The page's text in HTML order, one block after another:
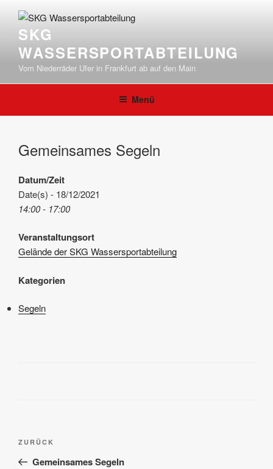
Inhalt
springenSKG
WASSERSPORTABTEILUNG
Vom Niederräder Ufer in Frankfurt ab auf den Main
Menü
Gemeinsames Segeln
Datum/Zeit
Date(s) - 18/12/2021
14:00 - 17:00
Veranstaltungsort
Gelände der SKG Wassersportabteilung
Kategorien
Segeln
Beitragsnavigation
Vorheriger
Beitrag
ZURÜCK
Gemeinsames Segeln